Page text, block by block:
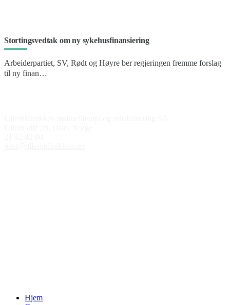
Stortingsvedtak om ny sykehusfinansiering
Arbeiderpartiet, SV, Rødt og Høyre ber regjeringen fremme forslag
til ny finan…
Hjem